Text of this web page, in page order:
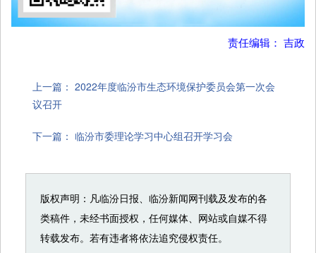
责任编辑： 吉政
上一篇： 2022年度临汾市生态环境保护委员会第一次会
议召开
下一篇： 临汾市委理论学习中心组召开学习会
版权声明：凡临汾日报、临汾新闻网刊载及发布的各
类稿件，未经书面授权，任何媒体、网站或自媒不得
转载发布。若有违者将依法追究侵权责任。